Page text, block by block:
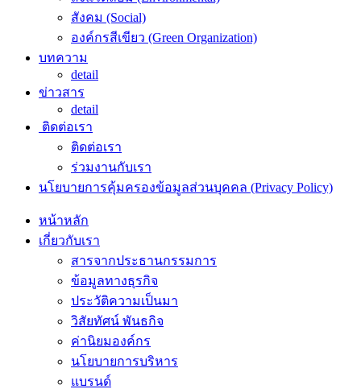
สังคม (Social)
องค์กรสีเขียว (Green Organization)
บทความ
detail
ข่าวสาร
detail
ติดต่อเรา
ติดต่อเรา
ร่วมงานกับเรา
นโยบายการคุ้มครองข้อมูลส่วนบุคคล (Privacy Policy)
หน้าหลัก
เกี่ยวกับเรา
สารจากประธานกรรมการ
ข้อมูลทางธุรกิจ
ประวัติความเป็นมา
วิสัยทัศน์ พันธกิจ
ค่านิยมองค์กร
นโยบายการบริหาร
แบรนด์